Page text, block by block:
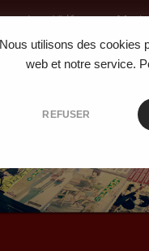
Nous utilisons des cookies
web et notre service.
REFUSER
Jeux Vidéo